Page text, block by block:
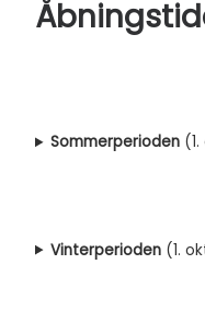
Sommerperioden
Vinterperioden (1.